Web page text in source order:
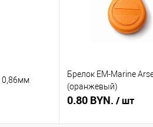
0,86мм
Брелок EM-Marine
(оранжевый)
0.80 BYN. / шт